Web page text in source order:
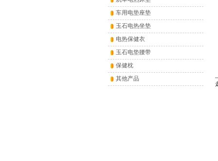
车用电垫座垫
玉石电热坐垫
电热保健衣
玉石电垫腰带
保健枕
其他产品